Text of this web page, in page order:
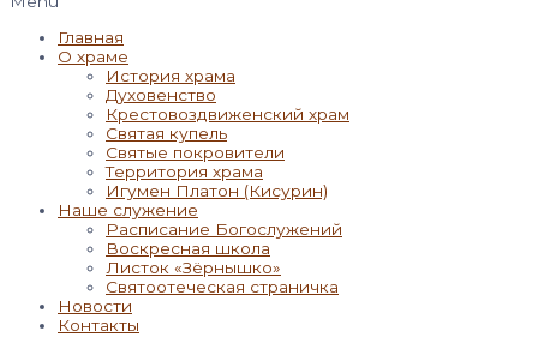
Главная
О храме
История храма
Духовенство
Крестовоздвиженский храм
Святая купель
Святые покровители
Территория храма
Игумен Платон (Кисурин)
Наше служение
Расписание Богослужений
Воскресная школа
Листок «Зёрнышко»
Святоотеческая страничка
Новости
Контакты